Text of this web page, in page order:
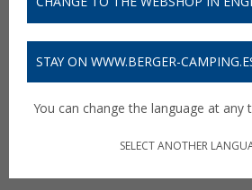
STAY ON WWW.BERGER-
You can change the language at any
SELECT ANOTHER